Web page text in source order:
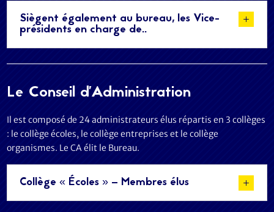
Siègent également au bureau, les Vice-
présidents en charge de..
Le Conseil d'Administration
Il est composé de 24 administrateurs élus répartis en 3 collèges
: le collège écoles, le collège entreprises et le collège
organismes. Le CA élit le Bureau.
Collège « Écoles » – Membres élus